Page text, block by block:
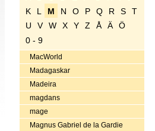
K
L M N O P Q R S
T
U
V W X Y Z Å Ä
Ö
0 - 9
MacWorld
Madagaskar
Madeira
magdans
mage
Magnus Gabriel de la Gardie